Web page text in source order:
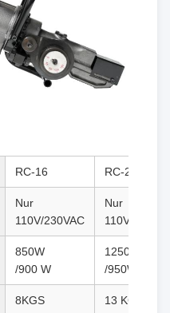
RC-16 RC-20
Nur
110V/230VAC
Nur
110V/
850W
/900 W
1250W
/950W
8KGS 13 KGS